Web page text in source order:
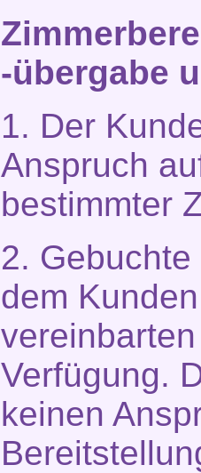
-übergabe
1. Der
Anspruch
bestimmter
2.
dem
Verfügung.
keinen